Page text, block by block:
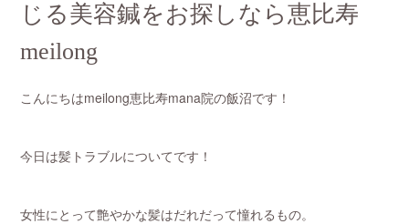
じる美容鍼をお探しなら恵比寿
meilong
こんにちはmeilong恵比寿mana院の飯沼です！
今日は髪トラブルについてです！
女性にとって艶やかな髪はだれだって憧れるもの。